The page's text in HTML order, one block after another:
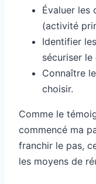
Évaluer les
(activité
Identifier
sécuriser le
Connaître
choisir.
Comme le
commencé ma
franchir le pas,
les moyens de